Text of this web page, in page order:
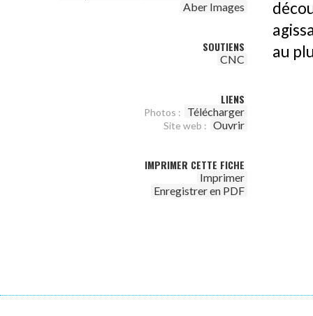
Aber Images
SOUTIENS
CNC
LIENS
Photos : Télécharger
Site web : Ouvrir
IMPRIMER CETTE FICHE
Imprimer
Enregistrer en PDF
au